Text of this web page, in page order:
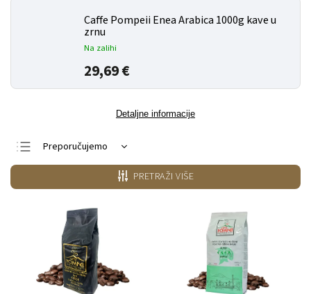
Caffe Pompeii Enea Arabica 1000g kave u
zrnu
Na zalihi
29,69 €
Detaljne informacije
Preporučujemo
Najjeftiniji
Najskuplji
Najprodavanije
Po abecedi
PRETRAŽI VIŠE